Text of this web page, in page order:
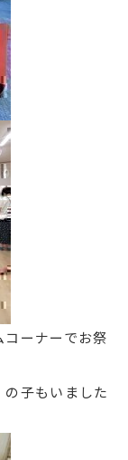
ーナーでお祭
子もいました